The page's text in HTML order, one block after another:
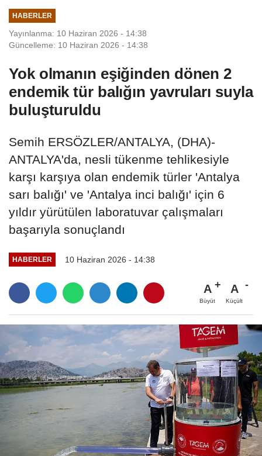
HABERLER
Yayınlanma: 10 Haziran 2026 - 14:38
Güncelleme: 10 Haziran 2026 - 14:38
Yok olmanın eşiğinden dönen 2
endemik tür balığın yavruları suyla
buluşturuldu
Semih ERSÖZLER/ANTALYA, (DHA)-
ANTALYA'da, nesli tükenme tehlikesiyle
karşı karşıya olan endemik türler 'Antalya
sarı balığı' ve 'Antalya inci balığı' için 6
yıldır yürütülen laboratuvar çalışmaları
başarıyla sonuçlandı
HABERLER 10 Haziran 2026 - 14:38
A
Büyüt
A
Küçült